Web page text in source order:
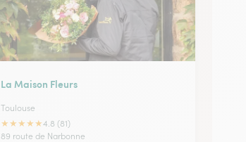
La Maison Fleurs
Toulouse
★★★★★4.8 (81)
89 route de Narbonne